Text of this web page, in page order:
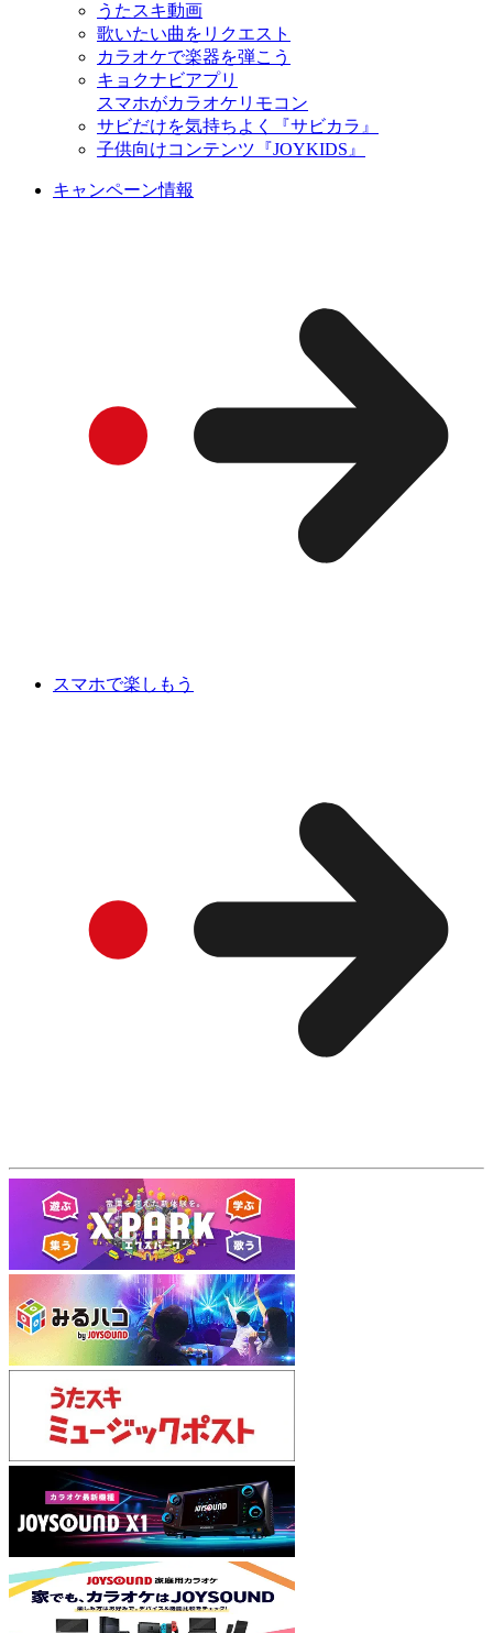
うたスキ動画
歌いたい曲をリクエスト
カラオケで楽器を弾こう
キョクナビアプリ
スマホがカラオケリモコン
サビだけを気持ちよく『サビカラ』
子供向けコンテンツ『JOYKIDS』
キャンペーン情報
スマホで楽しもう